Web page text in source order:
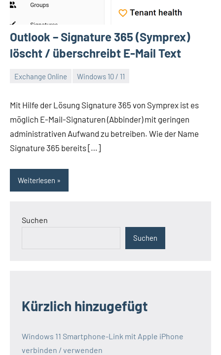
Outlook – Signature 365 (Symprex)
löscht / überschreibt E-Mail Text
Exchange Online Windows 10 / 11
2022
Mit Hilfe der Lösung Signature 365 von Symprex ist es
möglich E-Mail-Signaturen (Abbinder) mit geringen
administrativen Aufwand zu betreiben. Wie der Name
Signature 365 bereits […]
Weiterlesen
Suchen
Suchen
Kürzlich hinzugefügt
Windows 11 Smartphone-Link mit Apple iPhone
verbinden / verwenden